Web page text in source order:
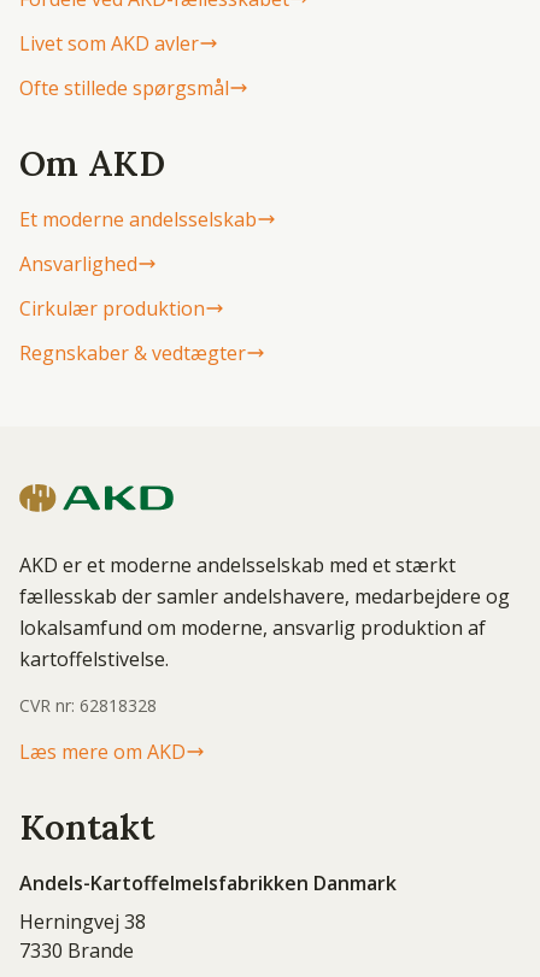
Livet som AKD avler
Ofte stillede spørgsmål
Om AKD
Et moderne andelsselskab
Ansvarlighed
Cirkulær produktion
Regnskaber & vedtægter
AKD er et moderne andelsselskab med et stærkt
fællesskab der samler andelshavere, medarbejdere og
lokalsamfund om moderne, ansvarlig produktion af
kartoffelstivelse.
CVR nr: 62818328
Læs mere om AKD
Kontakt
Andels-Kartoffelmelsfabrikken Danmark
Herningvej 38
7330 Brande